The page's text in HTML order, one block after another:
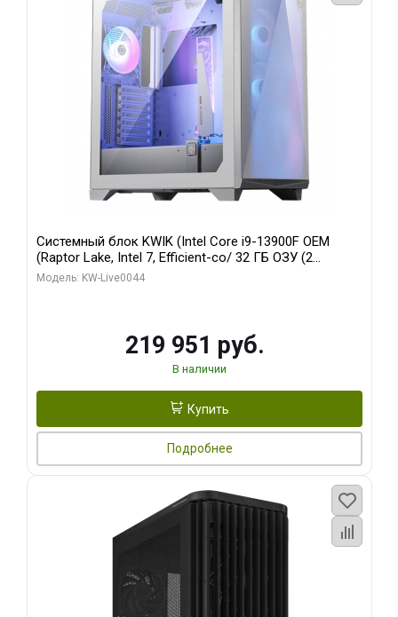
Системный блок KWIK (Intel Core i9-13900F OEM
(Raptor Lake, Intel 7, Efficient-co/ 32 ГБ ОЗУ (2
модуля)/ Gigabyte RTX5070Ti AERO OC 16GB GDDR7
Модель: KW-Live0044
219 951 руб.
В наличии
Купить
Подробнее